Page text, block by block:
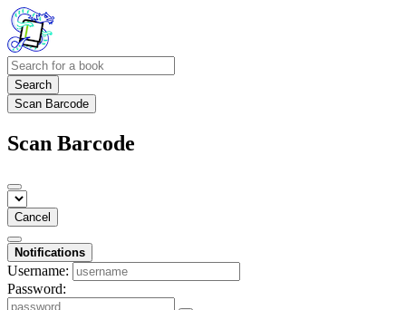
Search
Scan Barcode
Scan Barcode
Cancel
Notifications
Username:
Password: